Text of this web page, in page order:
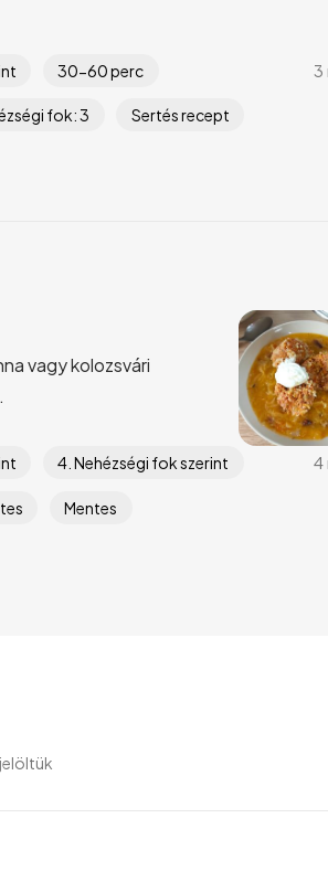
30-60 perc
fok: 3 Sertés recept
3
vagy kolozsvári
4. Nehézségi fok szerint
Mentes
4